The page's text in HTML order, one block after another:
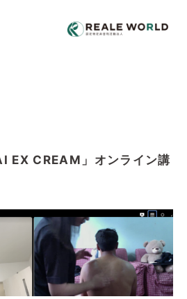
EX CREAM」オンライン講